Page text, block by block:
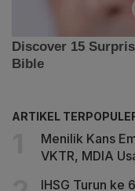
ARTIKEL
Menilik Kans
VKTR, MDIA
IHSG Turun ke